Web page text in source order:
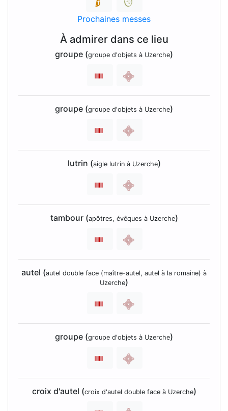
Prochaines messes
À admirer dans ce lieu
groupe (groupe d'objets à Uzerche)
groupe (groupe d'objets à Uzerche)
lutrin (aigle lutrin à Uzerche)
tambour (apôtres, évêques à Uzerche)
autel (autel double face (maître-autel, autel à la romaine) à
Uzerche)
groupe (groupe d'objets à Uzerche)
croix d'autel (croix d'autel double face à Uzerche)